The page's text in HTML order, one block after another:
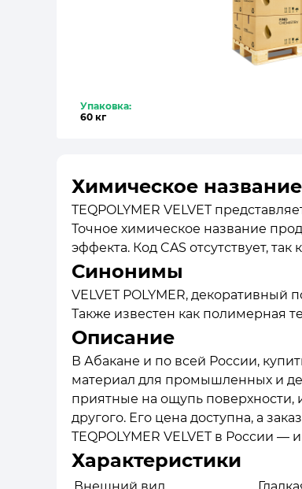
Упаковка:
60 кг
Химическое название
TEQPOLYMER VELVET
Точное химическое название
эффекта. Код CAS отсутствует,
Синонимы
VELVET POLYMER,
Также известен как полимерная
Описание
В Абакане и по всей России,
материал для промышленных и
приятные на ощупь поверхности,
другого. Его цена доступна, а
TEQPOLYMER VELVET в России
Характеристики
Внешний вид